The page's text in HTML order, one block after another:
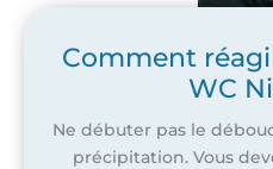
Comment
WC
Ne débuter pas le
précipitation. Vous